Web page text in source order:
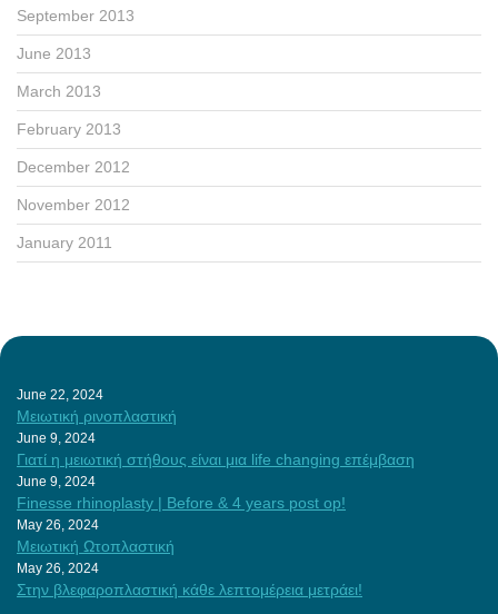
September 2013
June 2013
March 2013
February 2013
December 2012
November 2012
January 2011
June 22, 2024
Μειωτική ρινοπλαστική
June 9, 2024
Γιατί η μειωτική στήθους είναι μια life changing επέμβαση
June 9, 2024
Finesse rhinoplasty | Before & 4 years post op!
May 26, 2024
Μειωτική Ωτοπλαστική
May 26, 2024
Στην βλεφαροπλαστική κάθε λεπτομέρεια μετράει!